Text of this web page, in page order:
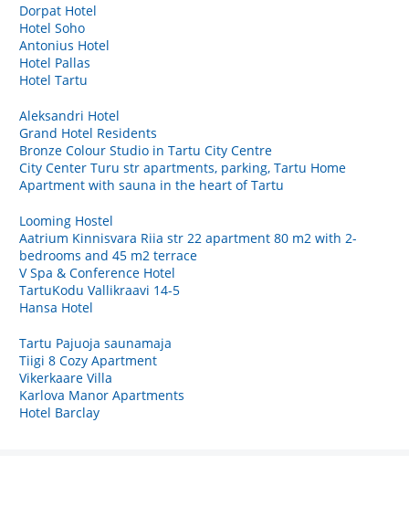
Dorpat Hotel
Hotel Soho
Antonius Hotel
Hotel Pallas
Hotel Tartu
Aleksandri Hotel
Grand Hotel Residents
Bronze Colour Studio in Tartu City Centre
City Center Turu str apartments, parking, Tartu Home
Apartment with sauna in the heart of Tartu
Looming Hostel
Aatrium Kinnisvara Riia str 22 apartment 80 m2 with 2-
bedrooms and 45 m2 terrace
V Spa & Conference Hotel
TartuKodu Vallikraavi 14-5
Hansa Hotel
Tartu Pajuoja saunamaja
Tiigi 8 Cozy Apartment
Vikerkaare Villa
Karlova Manor Apartments
Hotel Barclay